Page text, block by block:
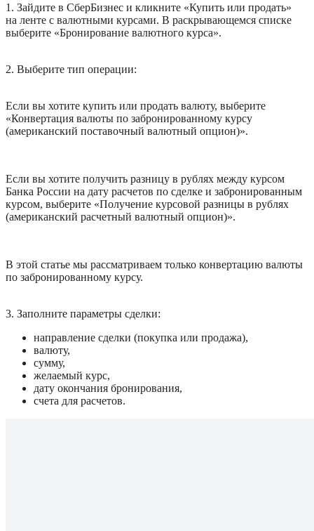
1. Зайдите в СберБизнес и кликните «Купить или продать»
на ленте с валютными курсами. В раскрывающемся списке
выберите «Бронирование валютного курса».
2. Выберите тип операции:
Если вы хотите купить или продать валюту, выберите
«Конвертация валюты по забронированному курсу
(американский поставочный валютный опцион)».
Если вы хотите получить разницу в рублях между курсом
Банка России на дату расчетов по сделке и забронированным
курсом, выберите «Получение курсовой разницы в рублях
(американский расчетный валютный опцион)».
В этой статье мы рассматриваем только конвертацию валюты
по забронированному курсу.
3. Заполните параметры сделки:
направление сделки (покупка или продажа),
валюту,
сумму,
желаемый курс,
дату окончания бронирования,
счета для расчетов.